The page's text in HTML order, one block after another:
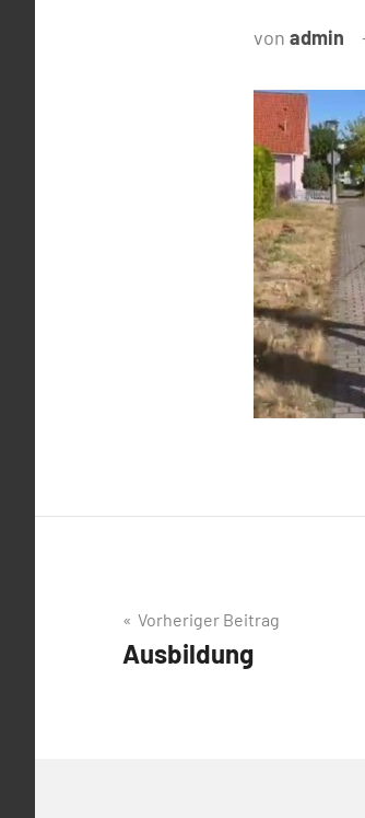
von admin
Beitrags-
Navigation
Vorheriger Beitrag
Ausbildung